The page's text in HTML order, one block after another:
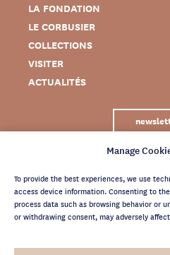
Manage
To provide the best experiences, we use
access device information. Consenting to
process data such as browsing behavior or
or withdrawing consent, may adversely
LA FONDATION
LE CORBUSIER
COLLECTIONS
VISITER
ACTUALITÉS
MENTIONS